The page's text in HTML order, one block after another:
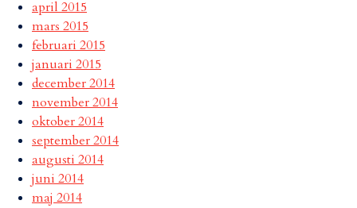
april 2015
mars 2015
februari 2015
januari 2015
december 2014
november 2014
oktober 2014
september 2014
augusti 2014
juni 2014
maj 2014